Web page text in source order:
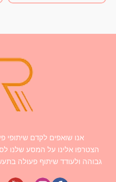
אנו שואפים לקדם שיתופי
הצטרפו אלינו על המסע שלנו
גבוהה ולעודד שיתוף פעולה